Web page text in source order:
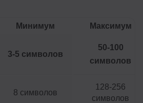
Минимум Максимум
3-5 символов
50-100
символов
8 символов
128-256
символов